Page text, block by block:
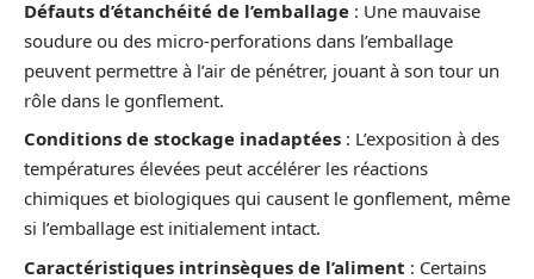
Défauts d’étanchéité de l’emballage : Une mauvaise
soudure ou des micro-perforations dans l’emballage
peuvent permettre à l’air de pénétrer, jouant à son tour un
rôle dans le gonflement.
Conditions de stockage inadaptées : L’exposition à des
températures élevées peut accélérer les réactions
chimiques et biologiques qui causent le gonflement, même
si l’emballage est initialement intact.
Caractéristiques intrinsèques de l’aliment : Certains